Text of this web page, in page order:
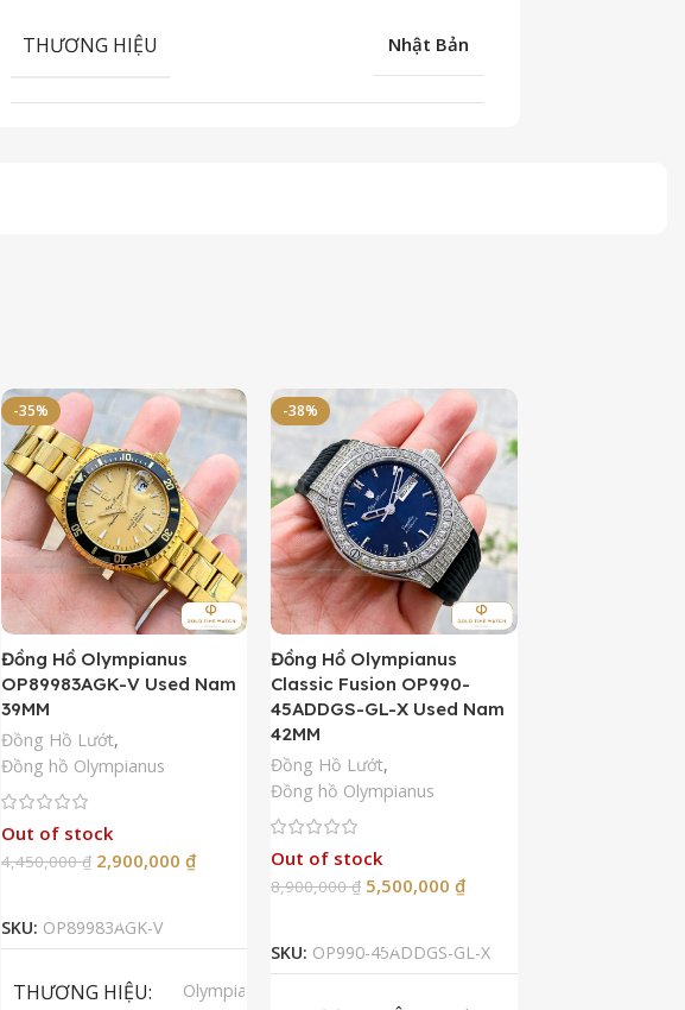
THƯƠNG HIỆU Nhật Bản
-35%
Đồng Hồ Olympianus
OP89983AGK-V Used Nam
39MM
Đồng Hồ Lướt,
Đồng hồ Olympianus
Out of stock
4,450,000₫ 2,900,000 ₫
SKU: OP89983AGK-V
THƯƠNG HIỆU Olympianus
-38%
Đồng Hồ Olympianus
Classic Fusion OP990-
45ADDGS-GL-X Used Nam
42MM
Đồng Hồ Lướt,
Đồng hồ Olympianus
Out of stock
8,900,000₫ 5,500,000 ₫
SKU: OP990-45ADDGS-GL-X